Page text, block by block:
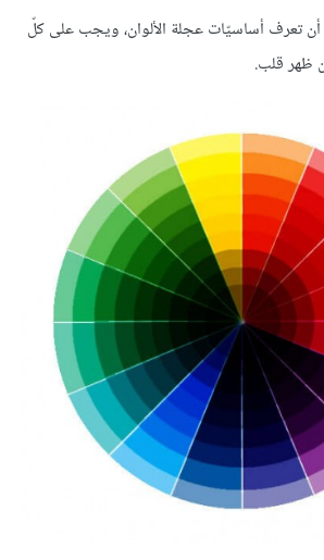
تعرف أساسيّات عجلة الألوان، ويجب على كلّ
ظهر قلب.